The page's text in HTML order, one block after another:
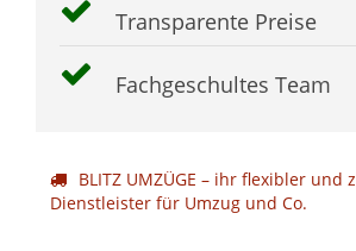
Transparente Preise
Fachgeschultes Team
BLITZ UMZÜGE – ihr flexibler und
Dienstleister für Umzug und Co.